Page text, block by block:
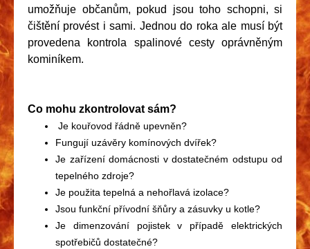
umožňuje občanům, pokud jsou toho schopni, si
čištění provést i sami. Jednou do roka ale musí být
provedena kontrola spalinové cesty oprávněným
kominíkem.
Co mohu zkontrolovat sám?
Je kouřovod řádně upevněn?
Fungují uzávěry komínových dvířek?
Je zařízení domácnosti v dostatečném odstupu od
tepelného zdroje?
Je použita tepelná a nehořlavá izolace?
Jsou funkční přívodní šňůry a zásuvky u kotle?
Je dimenzování pojistek v případě elektrických
spotřebičů dostatečné?